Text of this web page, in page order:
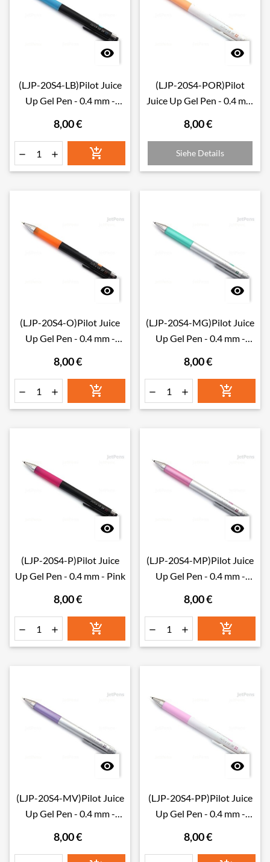

(LJP-20S4-LB)Pilot Juice
Up Gel Pen - 0.4 mm -
8,00 €
  

(LJP-20S4-POR)Pilot
Juice Up Gel Pen - 0.4 mm
8,00 €
Siehe Details

(LJP-20S4-O)Pilot Juice
Up Gel Pen - 0.4 mm -
8,00 €
  

(LJP-20S4-MG)Pilot Juice
Up Gel Pen - 0.4 mm -
8,00 €
  

(LJP-20S4-P)Pilot Juice
Up Gel Pen - 0.4 mm - Pink
8,00 €
  

(LJP-20S4-MP)Pilot Juice
Up Gel Pen - 0.4 mm -
8,00 €
  

(LJP-20S4-MV)Pilot Juice
Up Gel Pen - 0.4 mm -
8,00 €

(LJP-20S4-PP)Pilot Juice
Up Gel Pen - 0.4 mm -
8,00 €